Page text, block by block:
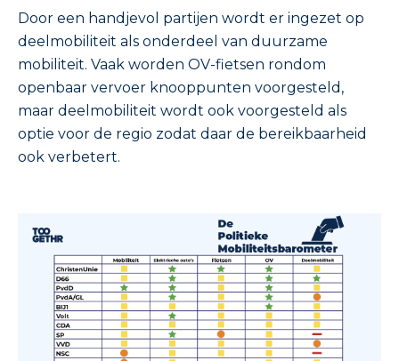
Door een handjevol partijen wordt er ingezet op
deelmobiliteit als onderdeel van duurzame
mobiliteit. Vaak worden OV-fietsen rondom
openbaar vervoer knooppunten voorgesteld,
maar deelmobiliteit wordt ook voorgesteld als
optie voor de regio zodat daar de bereikbaarheid
ook verbetert.